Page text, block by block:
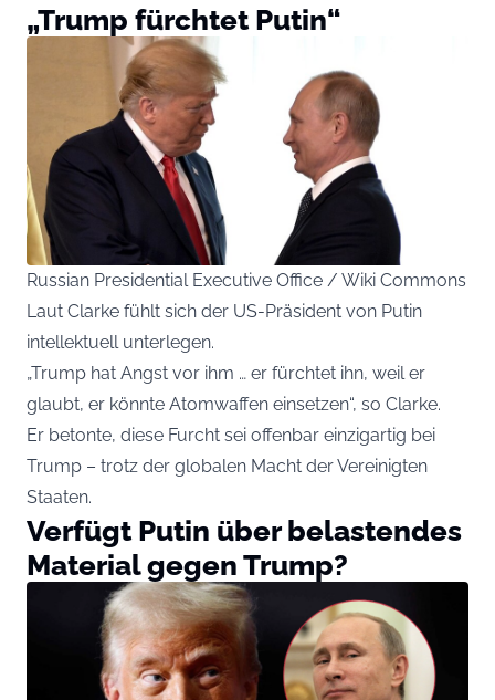
„Trump fürchtet Putin“
Russian Presidential Executive Office / Wiki Commons
Laut Clarke fühlt sich der US-Präsident von Putin
intellektuell unterlegen.
„Trump hat Angst vor ihm … er fürchtet ihn, weil er
glaubt, er könnte Atomwaffen einsetzen“, so Clarke.
Er betonte, diese Furcht sei offenbar einzigartig bei
Trump – trotz der globalen Macht der Vereinigten
Staaten.
Verfügt Putin über belastendes
Material gegen Trump?